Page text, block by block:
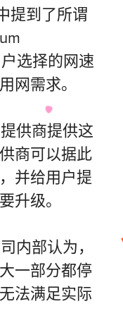
提到了所谓
选择的网速
网需求。
供商提供这
商可以据此
并给用户提
升级。
内部认为，
一部分都停
法满足实际